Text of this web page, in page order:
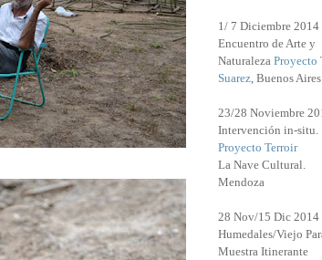
1/ 7 Diciembre 2014
Encuentro de Arte y
Naturaleza Proyecto
Suarez , Buenos Aires
23/28 Noviembre
Intervención in-situ.
Proyecto Terroir
La Nave Cultural.
Mendoza
28 Nov/15 Dic 2014
Humedales/Viejo
Muestra Itinerante